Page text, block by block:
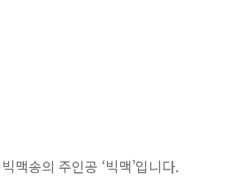
맥송의 주인공 ‘빅맥’입니다.